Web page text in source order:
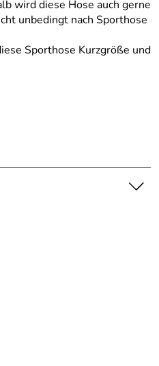
wird diese Hose auch gerne
unbedingt nach Sporthose
Sporthose Kurzgröße und